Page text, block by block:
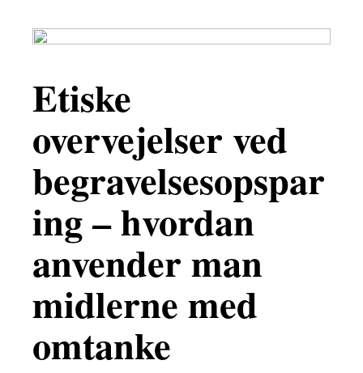
Etiske
overvejelser ved
begravelsesopspar
ing – hvordan
anvender man
midlerne med
omtanke